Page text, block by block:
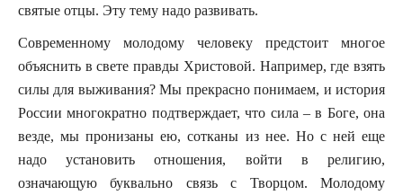
святые отцы. Эту тему надо развивать.
Современному молодому человеку предстоит многое
объяснить в свете правды Христовой. Например, где взять
силы для выживания? Мы прекрасно понимаем, и история
России многократно подтверждает, что сила – в Боге, она
везде, мы пронизаны ею, сотканы из нее. Но с ней еще
надо установить отношения, войти в религию,
означающую буквально связь с Творцом. Молодому